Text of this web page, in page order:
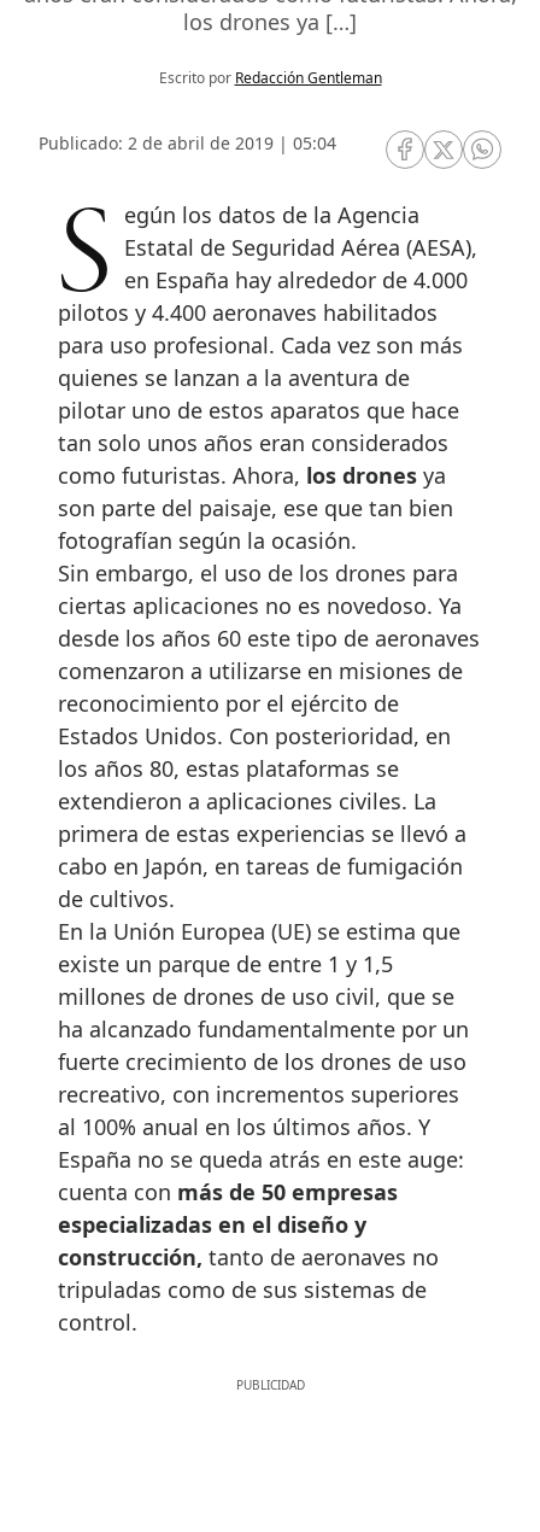
los drones ya […]
Escrito por Redacción Gentleman
Publicado: 2 de abril de 2019 | 05:04
RRSS Facebook
RRSSRRSS
Según los datos de la Agencia
Estatal de Seguridad Aérea (AESA),
en España hay alrededor de 4.000
pilotos y 4.400 aeronaves habilitados
para uso profesional. Cada vez son más
quienes se lanzan a la aventura de
pilotar uno de estos aparatos que hace
tan solo unos años eran considerados
como futuristas. Ahora, los drones ya
son parte del paisaje, ese que tan bien
fotografían según la ocasión.
Sin embargo, el uso de los drones para
ciertas aplicaciones no es novedoso. Ya
desde los años 60 este tipo de aeronaves
comenzaron a utilizarse en misiones de
reconocimiento por el ejército de
Estados Unidos. Con posterioridad, en
los años 80, estas plataformas se
extendieron a aplicaciones civiles. La
primera de estas experiencias se llevó a
cabo en Japón, en tareas de fumigación
de cultivos.
En la Unión Europea (UE) se estima que
existe un parque de entre 1 y 1,5
millones de drones de uso civil, que se
ha alcanzado fundamentalmente por un
fuerte crecimiento de los drones de uso
recreativo, con incrementos superiores
al 100% anual en los últimos años. Y
España no se queda atrás en este auge:
cuenta con más de 50 empresas
especializadas en el diseño y
construcción, tanto de aeronaves no
tripuladas como de sus sistemas de
control.